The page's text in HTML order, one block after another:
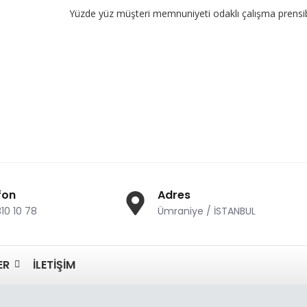
Yüzde yüz müşteri memnuniyeti odaklı çalışma prensibimiz
10 78
Adres
Ümraniye / İSTANBUL
İLETIŞIM